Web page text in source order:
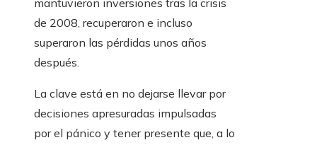
mantuvieron inversiones tras la crisis
de 2008, recuperaron e incluso
superaron las pérdidas unos años
después.
La clave está en no dejarse llevar por
decisiones apresuradas impulsadas
por el pánico y tener presente que, a lo